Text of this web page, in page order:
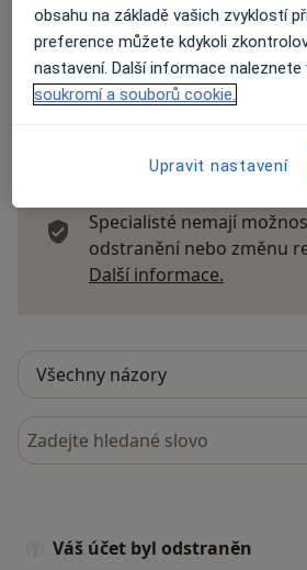
Přidejte svůj
Specialisté nemají
odstranění nebo změnu
Další informace.
Hledejte v názorech
Váš účet byl odstraněn
obsahu na základě vašich zvyklostí
preference můžete kdykoli
nastavení. Další informace naleznete
soukromí a souborů cookie.
Upravit nastavení